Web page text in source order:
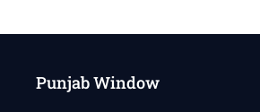
Punjab Window